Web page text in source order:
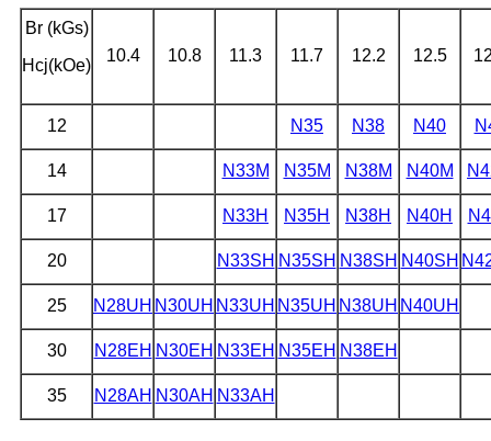
Br (kGs)
Hcj(kOe)
10.4 10.8 11.3 11.7 12.2 12.5
12 N35 N38 N40
14 N33M N35M N38M N40M
17 N33H N35H N38H N40H
20 N33SH N35SH N38SH N40SH
25 N28UH N30UH N33UH N35UH N38UH N40UH
30 N28EH N30EH N33EH N35EH N38EH
35 N28AH N30AH N33AH